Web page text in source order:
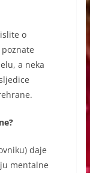
o
a neka
daje
mentalne